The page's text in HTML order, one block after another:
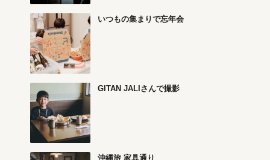
いつもの集まりで忘年会
GITAN JALIさんで撮影
沖縄旅 家具通り